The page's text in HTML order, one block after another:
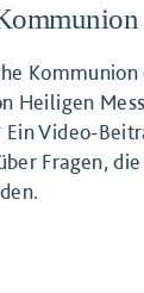
Kommunion
Heiligen
Ein Video-
Fragen,